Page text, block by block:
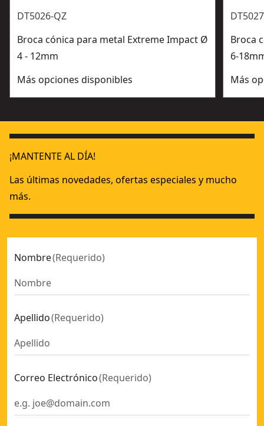
DT5026-QZ
Broca cónica para metal Extreme Impact Ø
4 - 12mm
Más opciones disponibles
Broca
6-
Más
¡MANTENTE AL DÍA!
Las últimas novedades, ofertas especiales y mucho
más.
Nombre(Requerido)
Apellido(Requerido)
Correo Electrónico(Requerido)